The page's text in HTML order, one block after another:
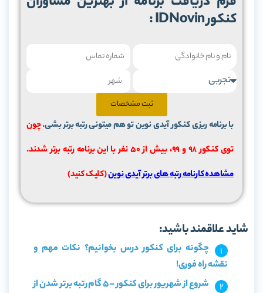
کنکور IDNovin :
ثبت مشخصات
با برنامه ریزی کنکور آیدی نوین تو هم میتونی رتبه برتر بشی.چون
توی کنکور 98 و 99، بیش از ۵۰ نفر با این برنامه رتبه برتر شدند.
مشاهده کارنامه رتبه های برتر آیدی نوین(کلیک کنید)
شاید علاقمند باشید:
چگونه برای کنکور درس بخوانیم؟ نکات مهم و
نقشه راه فوری!
شروع از شهریور برای کنکور – 5 گام رتبه برتر شدن از